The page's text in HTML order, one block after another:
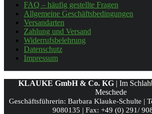
FAQ – häufig gestellte Fragen
Allgemeine Geschäftsbedingungen
Versandarten
Zahlung und Versand
Widerrufsbelehrung
Datenschutz
Impressum
KLAUKE GmbH & Co. KG| Im
Meschede
Geschäftsführerin: Barbara Klauke-Schulte |
9080135 | Fax: +49 (0) 291/